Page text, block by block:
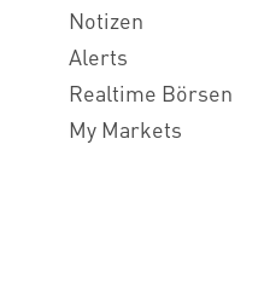
Notizen
Alerts
Realtime Börsen
My Markets